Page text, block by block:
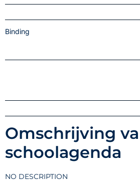
Binding
Omschrijving
schoolagenda
NO DESCRIPTION